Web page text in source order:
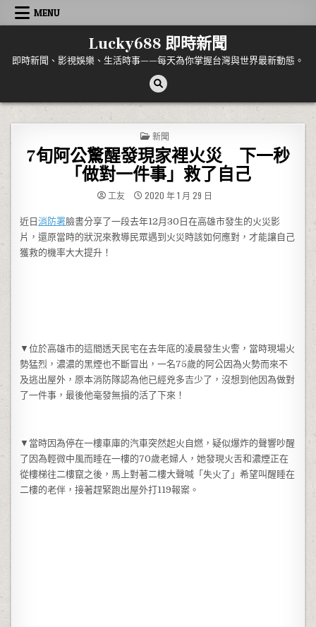
Skip to content
MENU
Lucky688 即時新聞
即時新聞、影視娛樂、生活時事——每天為你掌握台灣與世界最新動態。
POSTED IN
新聞
7旬阿公驚醒發現家裡火災 下一秒
「做對一件事」救了自己
工友 2020 年 1 月 29 日
近日消防署臉書分享了一段去年12月30日在高雄市發生的火災影
片，還原當時的狀況來教導民眾遇到火災時該如何應對，才能讓自己
獲救的機率大大提升！
▼位於高雄市的這間透天民宅在去年底的凌晨發生火警，當時現場火
勢猛烈，濃濃的黑煙也不斷冒出，一名75歲的阿公因為火勢而來不
及逃出屋外，原本消防隊認為他已經兇多吉少了，沒想到他因為做對
了一件事，最後他毫發無損的活了下來！
▼當時因為停在一樓車庫的汽車突然起火自燃，疑似爆炸的聲響吵醒
了因為輕微中風而睡在一樓的70歲老婦人，她發現火舌和濃煙正在
從樓梯往二樓竄之後，馬上對著二樓大聲喊「失火了」希望叫醒睡在
二樓的老伴，接著趕緊跑出屋外打119報案。